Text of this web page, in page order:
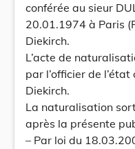
conférée au sieur
20.01.1974 à Paris
Diekirch.
L’acte de
par l’officier de
Diekirch.
La naturalisation
après la présente
– Par loi du